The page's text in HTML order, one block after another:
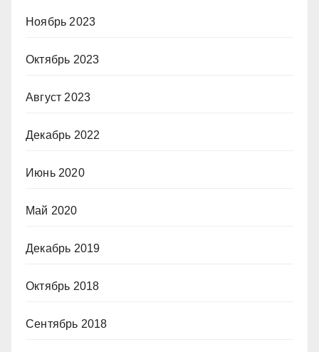
Ноябрь 2023
Октябрь 2023
Август 2023
Декабрь 2022
Июнь 2020
Май 2020
Декабрь 2019
Октябрь 2018
Сентябрь 2018